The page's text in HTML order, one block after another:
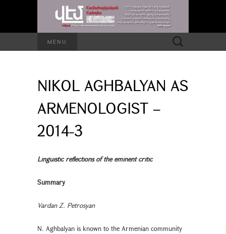
MENU
Search
for:
NIKOL AGHBALYAN AS
ARMENOLOGIST –
2014-3
Linguistic reflections of the eminent critic
Summary
Vardan Z. Petrosyan
N. Aghbalyan is known to the Armenian community